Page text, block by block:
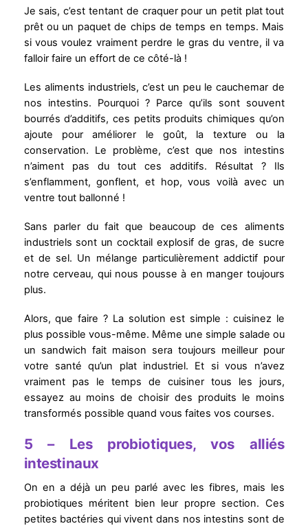
Je sais, c’est tentant de craquer pour un petit plat tout
prêt ou un paquet de chips de temps en temps. Mais
si vous voulez vraiment perdre le gras du ventre, il va
falloir faire un effort de ce côté-là !
Les aliments industriels, c’est un peu le cauchemar de
nos intestins. Pourquoi ? Parce qu’ils sont souvent
bourrés d’additifs, ces petits produits chimiques qu’on
ajoute pour améliorer le goût, la texture ou la
conservation. Le problème, c’est que nos intestins
n’aiment pas du tout ces additifs. Résultat ? Ils
s’enflamment, gonflent, et hop, vous voilà avec un
ventre tout ballonné !
Sans parler du fait que beaucoup de ces aliments
industriels sont un cocktail explosif de gras, de sucre
et de sel. Un mélange particulièrement addictif pour
notre cerveau, qui nous pousse à en manger toujours
plus.
Alors, que faire ? La solution est simple : cuisinez le
plus possible vous-même. Même une simple salade ou
un sandwich fait maison sera toujours meilleur pour
votre santé qu’un plat industriel. Et si vous n’avez
vraiment pas le temps de cuisiner tous les jours,
essayez au moins de choisir des produits le moins
transformés possible quand vous faites vos courses.
5 – Les probiotiques, vos alliés
intestinaux
On en a déjà un peu parlé avec les fibres, mais les
probiotiques méritent bien leur propre section. Ces
petites bactéries qui vivent dans nos intestins sont de